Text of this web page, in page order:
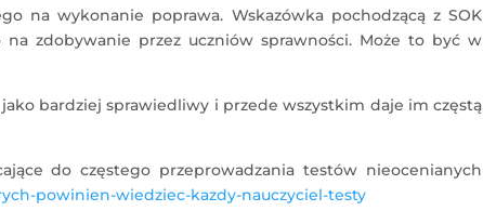
na wykonanie poprawa. Wskazówka pochodzącą z SOK
zdobywanie przez uczniów sprawności. Może to być w
bardziej sprawiedliwy i przede wszystkim daje im częstą
do częstego przeprowadzania testów nieocenianych
powinien-wiedziec-kazdy-nauczyciel-testy